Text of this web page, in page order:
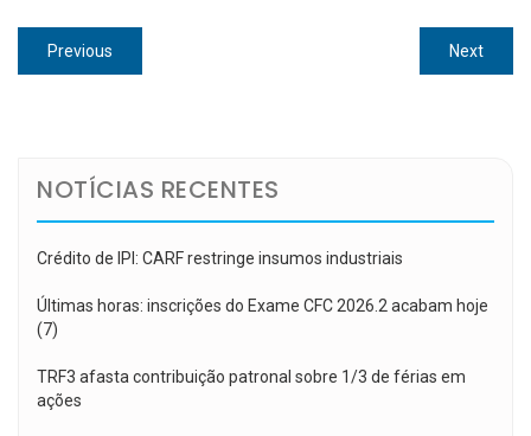
Navegação
de
Previous
post:
NextNext
post:
NOTÍCIAS RECENTES
Crédito de IPI: CARF restringe insumos industriais
Últimas horas: inscrições do Exame CFC 2026.2 acabam hoje
(7)
TRF3 afasta contribuição patronal sobre 1/3 de férias em
ações